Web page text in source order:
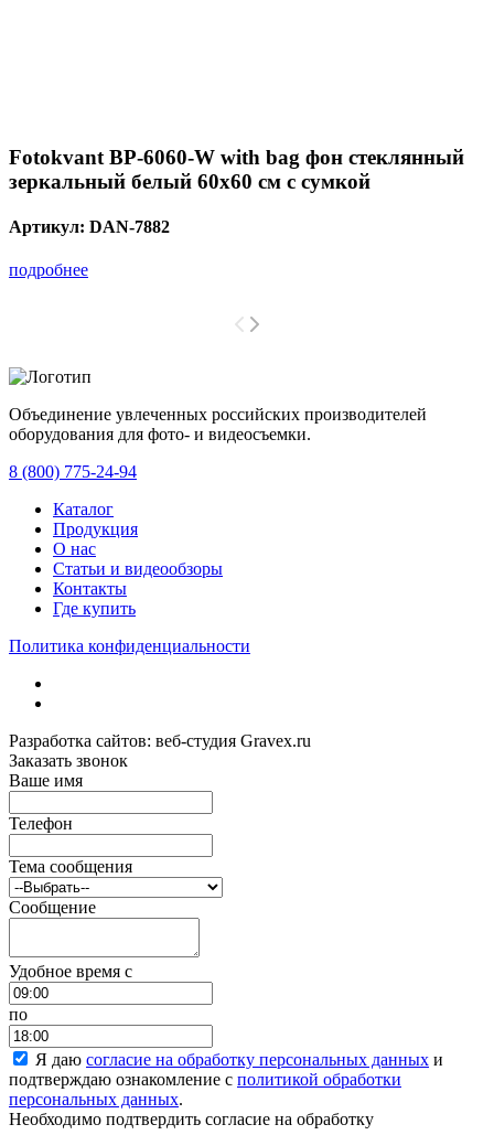
Fotokvant BP-6060-W with bag фон стеклянный
зеркальный белый 60х60 см с сумкой
Артикул: DAN-7882
подробнее
Объединение увлеченных российских производителей
оборудования для фото- и видеосъемки.
8 (800) 775-24-94
Каталог
Продукция
О нас
Статьи и видеообзоры
Контакты
Где купить
Политика конфиденциальности
Разработка сайтов: веб-студия Gravex.ru
Заказать звонок
Ваше имя
Телефон
Тема сообщения
Сообщение
Удобное время c
по
Я даю согласие на обработку персональных данных и
подтверждаю ознакомление с политикой обработки
персональных данных.
Необходимо подтвердить согласие на обработку